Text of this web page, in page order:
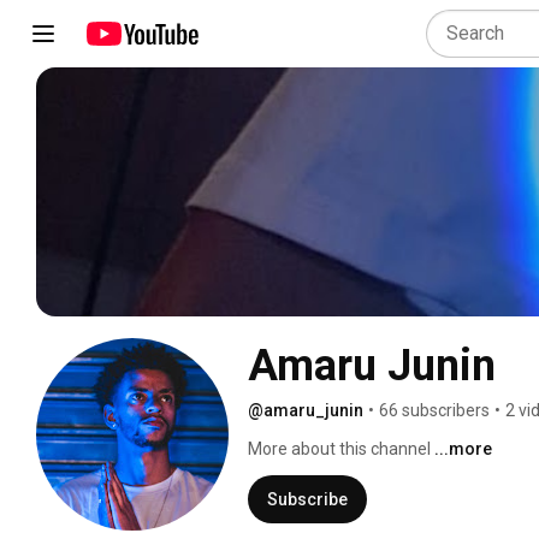
Amaru Junin
@amaru_junin • 66 subscribers • 2
More about this channel ...more
Subscribe